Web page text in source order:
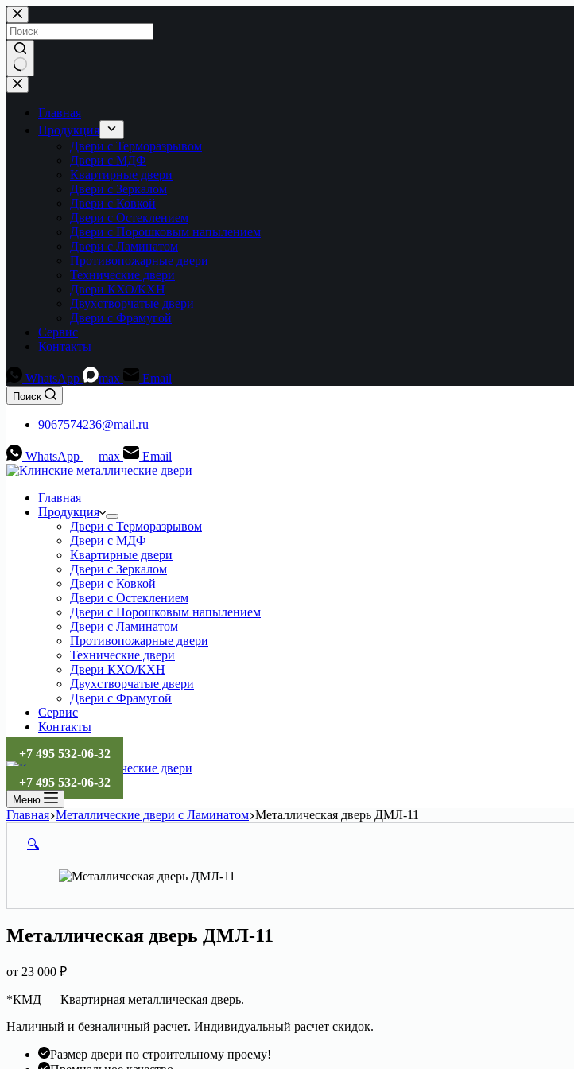
Перейти
к
сути
Ничего
не
найденоГлавная
Продукция
Двери с Терморазрывом
Двери с МДФ
Квартирные двери
Двери с Зеркалом
Двери с Ковкой
Двери с Остеклением
Двери с Порошковым напылением
Двери с Ламинатом
Противопожарные двери
Технические двери
Двери КХО/КХН
Двухстворчатые двери
Двери с Фрамугой
Сервис
Контакты
WhatsApp max Email
Поиск
9067574236@mail.ru
WhatsApp max Email
Главная
Продукция
Двери с Терморазрывом
Двери с МДФ
Квартирные двери
Двери с Зеркалом
Двери с Ковкой
Двери с Остеклением
Двери с Порошковым напылением
Двери с Ламинатом
Противопожарные двери
Технические двери
Двери КХО/КХН
Двухстворчатые двери
Двери с Фрамугой
Сервис
Контакты
+7 495 532-06-32
+7 495 532-06-32
Меню
Главная Металлические двери с Ламинатом Металлическая дверь ДМЛ-11
🔍
Металлическая дверь ДМЛ-11
от 23 000 ₽
*КМД — Квартирная металлическая дверь.
Наличный и безналичный расчет. Индивидуальный расчет скидок.
Размер двери по строительному проему!